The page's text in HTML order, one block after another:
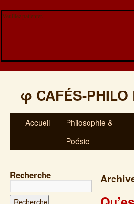
Veuillez patienter...
φ CAFÉS-
Accueil
Philosophie &
Poésie
Recherche